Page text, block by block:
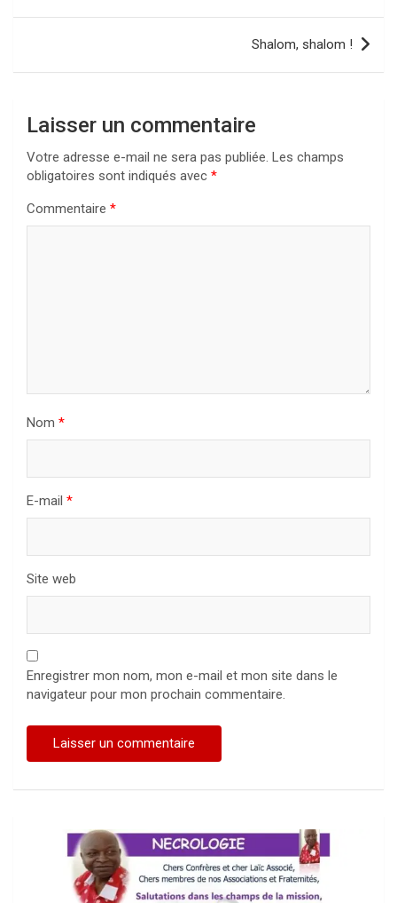
l’article
Shalom, shalom !
Laisser un commentaire
Votre adresse e-mail ne sera pas publiée. Les champs
obligatoires sont indiqués avec *
Commentaire *
Nom *
E-mail *
Site web
Enregistrer mon nom, mon e-mail et mon site dans le
navigateur pour mon prochain commentaire.